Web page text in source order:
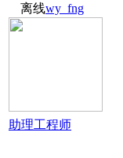
离线wy_fng
助理工程师